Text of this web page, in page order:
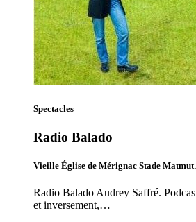
Spectacles
Radio Balado
Vieille Église de Mérignac Stade
Radio Balado Audrey Saffré.
et inversement,…